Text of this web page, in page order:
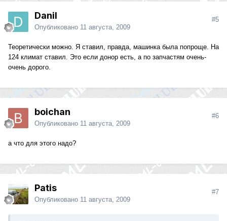
Danil
Опубликовано 11 августа, 2009
#5
Теоретически можно. Я ставил, правда, машинка была попроще. На
124 климат ставил. Это если донор есть, а по запчастям очень-
очень дорого.
boichan
Опубликовано 11 августа, 2009
#6
а что для этого надо?
Patis
Опубликовано 11 августа, 2009
#7